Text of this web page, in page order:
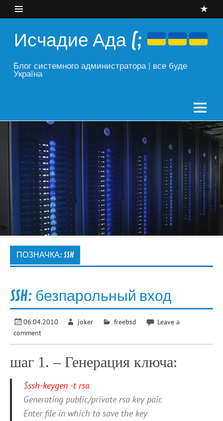
content
Исчадие Ада (;
Блог системного администратора | все буде
Україна
ПОЗНАЧКА: SSH
SSH: безпарольный вход
06.04.2010 joker freebsd
Leave a
comment
шаг 1. – Генерация ключа:
$ssh-keygen -t rsa
Generating public/private rsa key pair.
Enter file in which to save the key